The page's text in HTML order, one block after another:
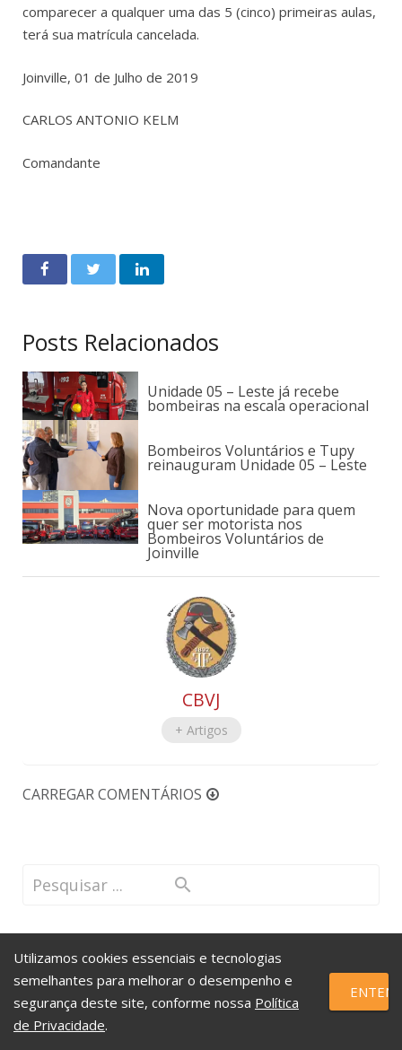
comparecer a qualquer uma das 5 (cinco) primeiras aulas,
terá sua matrícula cancelada.
Joinville, 01 de Julho de 2019
CARLOS ANTONIO KELM
Comandante
Posts Relacionados
Unidade 05 – Leste já recebe
bombeiras na escala operacional
Bombeiros Voluntários e Tupy
reinauguram Unidade 05 – Leste
Nova oportunidade para quem
quer ser motorista nos
Bombeiros Voluntários de
Joinville
CBVJ
+ Artigos
CARREGAR COMENTÁRIOS
Utilizamos cookies essenciais e tecnologias
semelhantes para melhorar o desempenho e
segurança deste site, conforme nossa Política
de Privacidade.